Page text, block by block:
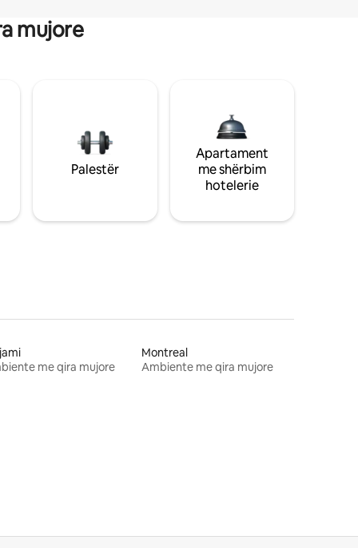
mujore
Palestër
Apartament
me shërbim
hotelerie
me qira mujore
Montreal
Ambiente me qira mujore